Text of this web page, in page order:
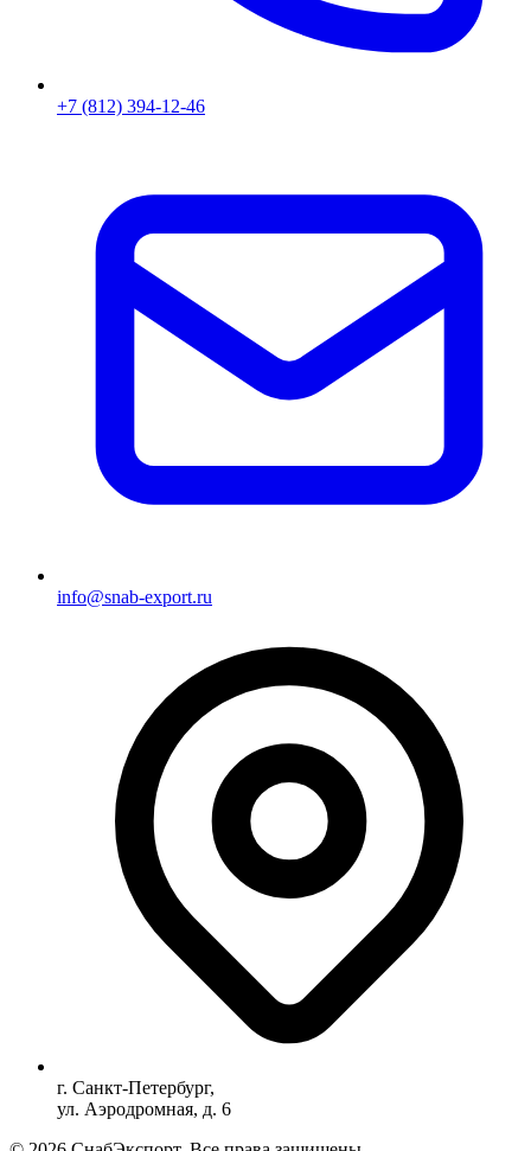
+7 (812) 394-12-46
info@snab-export.ru
г. Санкт-Петербург,
ул. Аэродромная, д. 6